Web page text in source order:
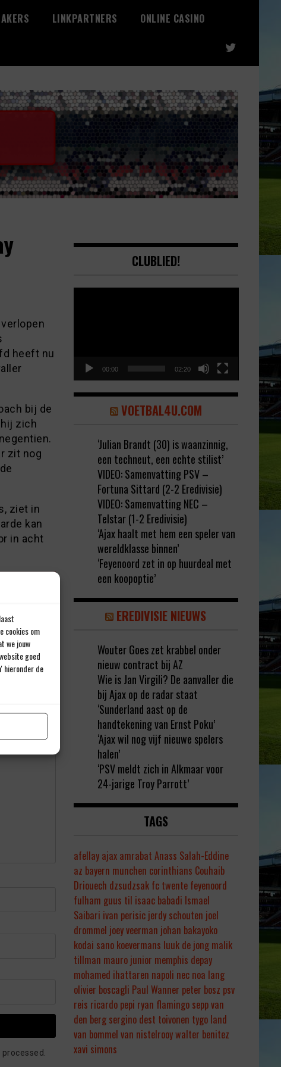
cookies om
we jouw
goed
hieronder de
LINKPARTNERS
ONLINE CASINO
heeft nu
bij de
zich
zit nog
ziet in
kan
in acht
met*
CLUBLIED!
00:00 02:20
VOETBAL4U.COM
‘Julian Brandt (30) is waanzinnig,
een techneut, een echte stilist’
VIDEO: Samenvatting PSV –
Fortuna Sittard (2-2 Eredivisie)
VIDEO: Samenvatting NEC –
Telstar (1-2 Eredivisie)
‘Ajax haalt met hem een speler van
wereldklasse binnen’
‘Feyenoord zet in op huurdeal met
een koopoptie’
EREDIVISIE NIEUWS
Wouter Goes zet krabbel onder
nieuw contract bij AZ
Wie is Jan Virgili? De aanvaller die
bij Ajax op de radar staat
‘Sunderland aast op de
handtekening van Ernst Poku’
‘Ajax wil nog vijf nieuwe spelers
halen’
‘PSV meldt zich in Alkmaar voor
24-jarige Troy Parrott’
TAGS
afellay ajax amrabat Anass Salah-Eddine
az bayern munchen corinthians Couhaib
Driouech dzsudzsak fc twente feyenoord
fulham guus til isaac babadi Ismael
Saibari ivan perisic jerdy schouten joel
drommel joey veerman johan bakayoko
kodai sano koevermans luuk de jong malik
tillman mauro junior memphis depay
mohamed ihattaren napoli nec noa lang
olivier boscagli Paul Wanner peter bosz psv
reis ricardo pepi ryan flamingo sepp van
den berg sergino dest toivonen tygo land
van bommel van nistelrooywalter benitez
xavi simons